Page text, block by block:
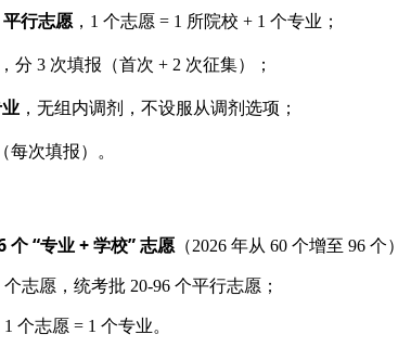
行志愿 ，1 个志愿 = 1 所院校 + 1 个专业；
，分 3 次填报（首次 + 2 次征集）；
，无组内调剂，不设服从调剂选项；
（每次填报）。
个 “专业 + 学校” 志愿 （2026 年从 60 个增至 96 个）
志愿，统考批 20-96 个平行志愿；
个志愿 = 1 个专业。